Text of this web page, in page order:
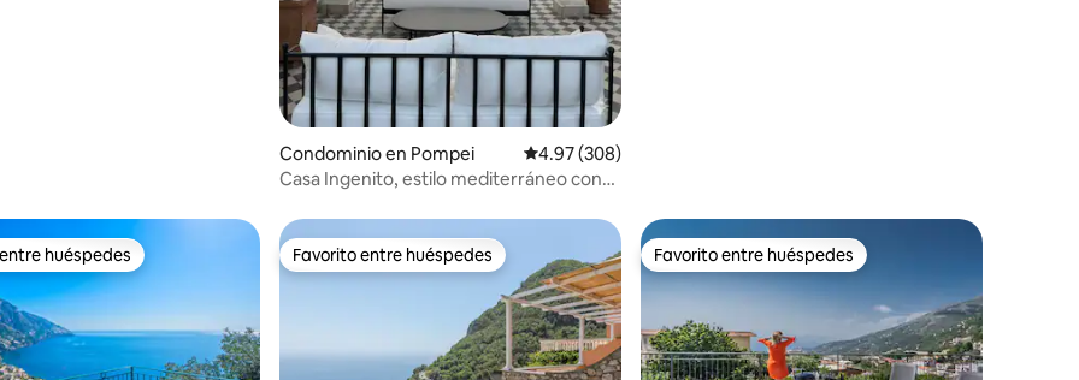
Condominio en Pompei Calificación promedio: 4.97 de 5; 308 evaluaciones
4.97 (308)
Casa Ingenito, estilo mediterráneo con
huéspedes
huéspedes Favorito entre huéspedes
Favorito entre huéspedes Favorito entre huéspedes
Favorito entre huéspedes